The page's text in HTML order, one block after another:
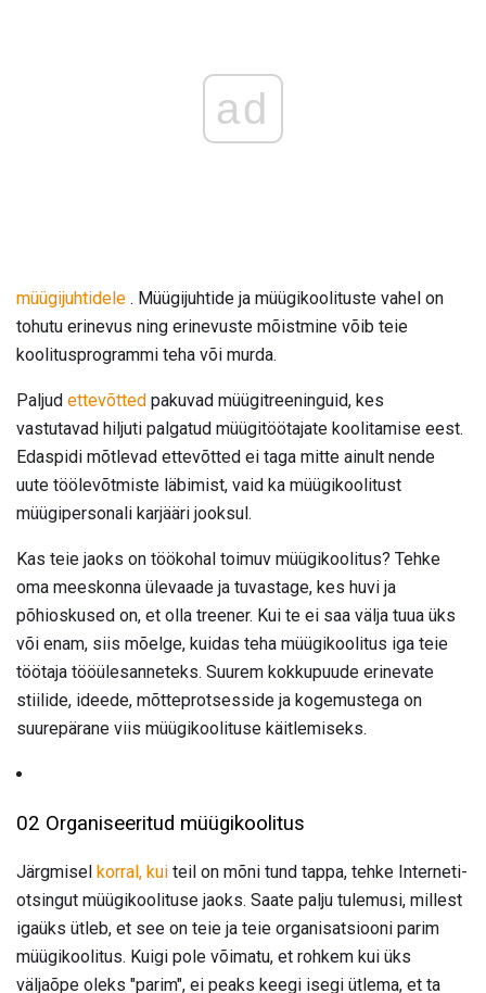
ad
müügijuhtidele . Müügijuhtide ja müügikoolituste vahel on
tohutu erinevus ning erinevuste mõistmine võib teie
koolitusprogrammi teha või murda.
Paljud ettevõtted pakuvad müügitreeninguid, kes
vastutavad hiljuti palgatud müügitöötajate koolitamise eest.
Edaspidi mõtlevad ettevõtted ei taga mitte ainult nende
uute töölevõtmiste läbimist, vaid ka müügikoolitust
müügipersonali karjääri jooksul.
Kas teie jaoks on töökohal toimuv müügikoolitus? Tehke
oma meeskonna ülevaade ja tuvastage, kes huvi ja
põhioskused on, et olla treener. Kui te ei saa välja tuua üks
või enam, siis mõelge, kuidas teha müügikoolitus iga teie
töötaja tööülesanneteks. Suurem kokkupuude erinevate
stiilide, ideede, mõtteprotsesside ja kogemustega on
suurepärane viis müügikoolituse käitlemiseks.
02 Organiseeritud müügikoolitus
Järgmisel korral, kui teil on mõni tund tappa, tehke Interneti-
otsingut müügikoolituse jaoks. Saate palju tulemusi, millest
igaüks ütleb, et see on teie ja teie organisatsiooni parim
müügikoolitus. Kuigi pole võimatu, et rohkem kui üks
väljaõpe oleks "parim", ei peaks keegi isegi ütlema, et ta